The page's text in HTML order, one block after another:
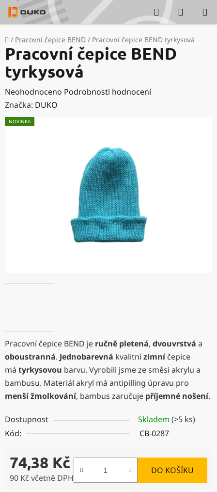
Přejít
na
obsah
Hledat
KOŠÍK
Domů
/ Pracovní čepice BEND / Pracovní čepice BEND tyrkysová
Pracovní čepice BEND je ručně pletená, dvouvrstvá a
oboustranná. Jednobarevná kvalitnízimníčepice
má tyrkysovou barvu. Vyrobili jsme ze směsi akrylu a
bambusu. Materiál akryl má antipilling úpravu pro
menší žmolkování, bambus zaručuje příjemné nošení.
Dostupnost Skladem (>5 ks)
Kód:
CB-0287
74,38 Kč
90 Kč včetně DPH
DO KOŠÍKU
Pracovní čepice BEND
tyrkysová
Průměrné
hodnocení
produktu
Neohodnoceno Podrobnosti hodnocení
Značka: DUKO
NOVINKA